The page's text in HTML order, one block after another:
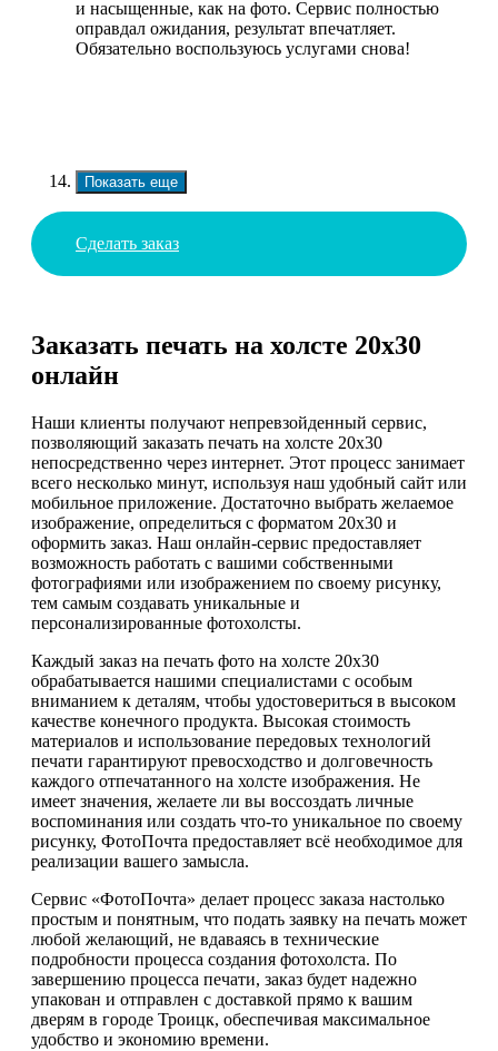
и насыщенные, как на фото. Сервис полностью
оправдал ожидания, результат впечатляет.
Обязательно воспользуюсь услугами снова!
Показать еще
Сделать заказ
Заказать печать на холсте 20х30
онлайн
Наши клиенты получают непревзойденный сервис,
позволяющий заказать печать на холсте 20х30
непосредственно через интернет. Этот процесс занимает
всего несколько минут, используя наш удобный сайт или
мобильное приложение. Достаточно выбрать желаемое
изображение, определиться с форматом 20х30 и
оформить заказ. Наш онлайн-сервис предоставляет
возможность работать с вашими собственными
фотографиями или изображением по своему рисунку,
тем самым создавать уникальные и
персонализированные фотохолсты.
Каждый заказ на печать фото на холсте 20х30
обрабатывается нашими специалистами с особым
вниманием к деталям, чтобы удостовериться в высоком
качестве конечного продукта. Высокая стоимость
материалов и использование передовых технологий
печати гарантируют превосходство и долговечность
каждого отпечатанного на холсте изображения. Не
имеет значения, желаете ли вы воссоздать личные
воспоминания или создать что-то уникальное по своему
рисунку, ФотоПочта предоставляет всё необходимое для
реализации вашего замысла.
Сервис «ФотоПочта» делает процесс заказа настолько
простым и понятным, что подать заявку на печать может
любой желающий, не вдаваясь в технические
подробности процесса создания фотохолста. По
завершению процесса печати, заказ будет надежно
упакован и отправлен с доставкой прямо к вашим
дверям в городе Троицк, обеспечивая максимальное
удобство и экономию времени.